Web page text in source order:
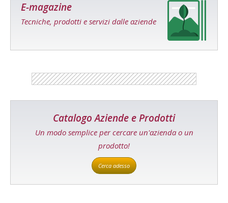
E-magazine
Tecniche, prodotti e servizi dalle aziende
Catalogo Aziende e Prodotti
Un modo semplice per cercare un'azienda o un
prodotto!
Cerca adesso